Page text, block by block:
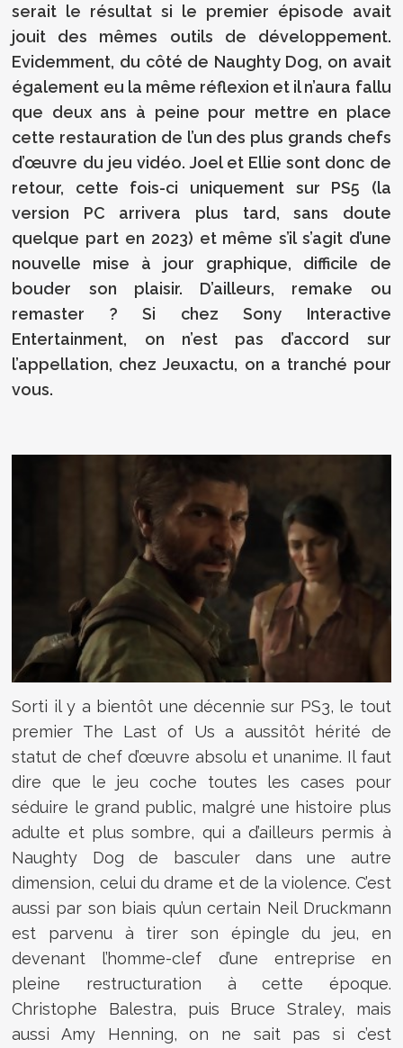
serait le résultat si le premier épisode avait
jouit des mêmes outils de développement.
Evidemment, du côté de Naughty Dog, on avait
également eu la même réflexion et il n’aura fallu
que deux ans à peine pour mettre en place
cette restauration de l’un des plus grands chefs
d’œuvre du jeu vidéo. Joel et Ellie sont donc de
retour, cette fois-ci uniquement sur PS5 (la
version PC arrivera plus tard, sans doute
quelque part en 2023) et même s’il s’agit d’une
nouvelle mise à jour graphique, difficile de
bouder son plaisir. D’ailleurs, remake ou
remaster ? Si chez Sony Interactive
Entertainment, on n’est pas d’accord sur
l’appellation, chez Jeuxactu, on a tranché pour
vous.
Sorti il y a bientôt une décennie sur PS3, le tout
premier The Last of Us a aussitôt hérité de
statut de chef d’œuvre absolu et unanime. Il faut
dire que le jeu coche toutes les cases pour
séduire le grand public, malgré une histoire plus
adulte et plus sombre, qui a d’ailleurs permis à
Naughty Dog de basculer dans une autre
dimension, celui du drame et de la violence. C’est
aussi par son biais qu’un certain Neil Druckmann
est parvenu à tirer son épingle du jeu, en
devenant l’homme-clef d’une entreprise en
pleine restructuration à cette époque.
Christophe Balestra, puis Bruce Straley, mais
aussi Amy Henning, on ne sait pas si c’est